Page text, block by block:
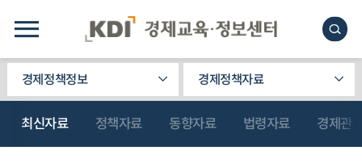
경제정책정보 경제정책자료
최신자료 정책자료 동향자료 법령자료 경제관